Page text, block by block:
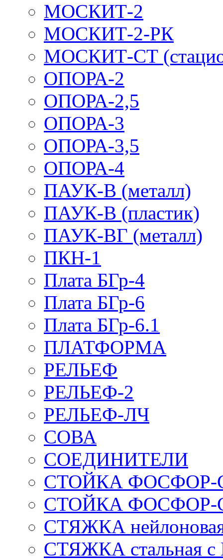
МОСКИТ-2
МОСКИТ-2-РК
МОСКИТ-СТ
ОПОРА-2
ОПОРА-2,5
ОПОРА-3
ОПОРА-3,5
ОПОРА-4
ПАУК-В (металл)
ПАУК-В (пластик)
ПАУК-ВГ (металл)
ПКН-1
Плата БГр-4
Плата БГр-6
Плата БГр-6.1
ПЛАТФОРМА
РЕЛЬЕФ
РЕЛЬЕФ-2
РЕЛЬЕФ-ЛЧ
СОВА
СОЕДИНИТЕЛИ
СТОЙКА ФОСФОР-
СТОЙКА ФОСФОР-
СТЯЖКА нейлоновая
СТЯЖКА стальная